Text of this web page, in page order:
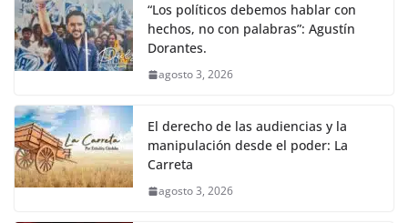
“Los políticos debemos hablar con
hechos, no con palabras”: Agustín
Dorantes.
agosto 3, 2026
El derecho de las audiencias y la
manipulación desde el poder: La
Carreta
agosto 3, 2026